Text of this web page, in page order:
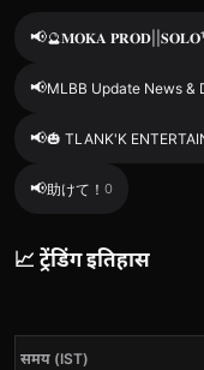
📢🔮𝐌𝐎𝐊𝐀
📢MLBB Update News &
📢🎃 TLANK'K
📢助けて！ 0
📈 ट्रेंडिंग इतिहास
समय (IST)